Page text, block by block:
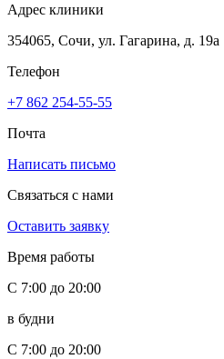
Адрес клиники
354065, Сочи, ул. Гагарина, д. 19а
Телефон
+7 862 254-55-55
Почта
Написать письмо
Связаться с нами
Оставить заявку
Время работы
С 7:00 до 20:00
в будни
С 7:00 до 20:00